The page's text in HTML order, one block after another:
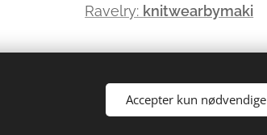
Ravelry: knitwearbymaki
Accepter kun nødvendige